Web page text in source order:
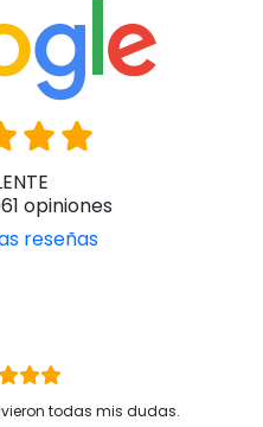
opiniones
reseñas
todas mis dudas.